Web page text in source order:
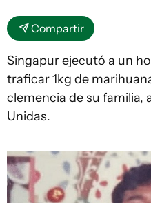
Compartir
Singapur ejecutó a un
traficar 1kg de
clemencia de su familia,
Unidas.